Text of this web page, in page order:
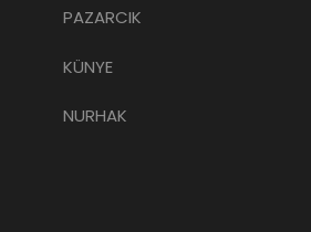
PAZARCIK
KÜNYE
NURHAK